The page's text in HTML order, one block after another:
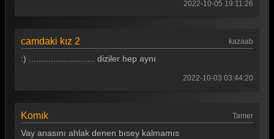
2022-10-05 19:11:26
camdaki kız 2 kazaab
:) ........................... diziler hep aynı
2022-10-03 03:44:20
Komık Tamer
Vay anasını ahlak denen bısey kalmamıs